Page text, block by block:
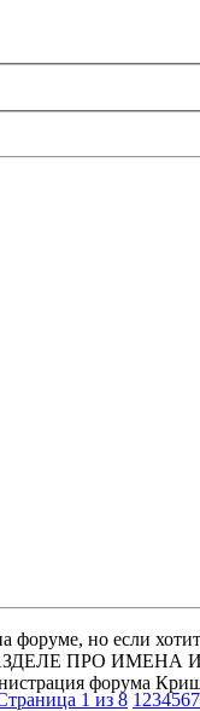
но если
РАЗДЕЛЕ ПРО
форума
1 из 8 1 234567